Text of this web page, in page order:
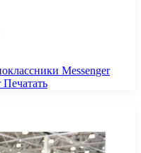
Messenger
Печатать